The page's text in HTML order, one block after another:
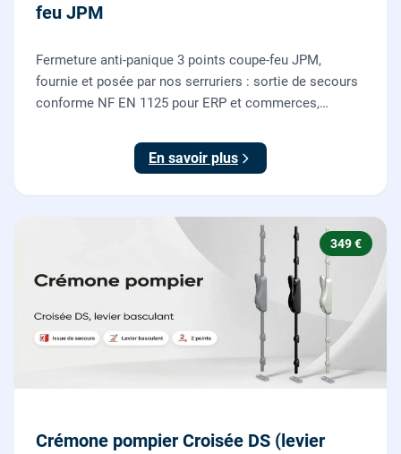
feu JPM
Fermeture anti-panique 3 points coupe-feu JPM,
fournie et posée par nos serruriers : sortie de secours
conforme NF EN 1125 pour ERP et commerces,
En savoir plus
349 €
Crémone pompier Croisée DS (levier